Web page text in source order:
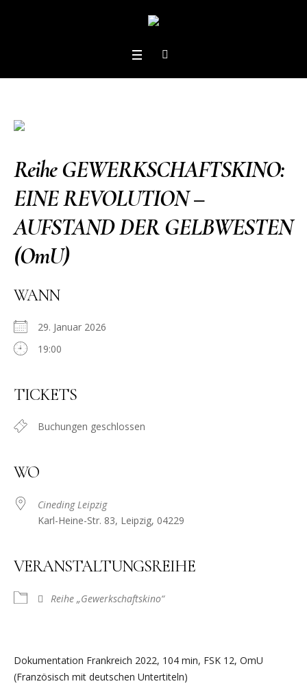
Reihe GEWERKSCHAFTSKINO:
EINE REVOLUTION –
AUFSTAND DER GELBWESTEN
(OmU)
WANN
29. Januar 2026
19:00
TICKETS
Buchungen geschlossen
WO
Cineding Leipzig
Karl-Heine-Str. 83, Leipzig, 04229
VERANSTALTUNGSREIHE
Reihe „Gewerkschaftskino“
Dokumentation Frankreich 2022, 104 min, FSK 12, OmU
(Französisch mit deutschen Untertiteln)